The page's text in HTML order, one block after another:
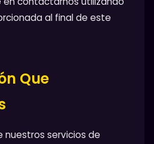
al final de este
Que
nuestros servicios de